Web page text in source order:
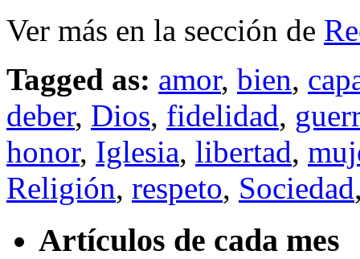
Ver más en la sección de
Tagged as: amor, bien,
deber, Dios, fidelidad,
honor, Iglesia, libertad,
Religión, respeto, Sociedad
Artículos de cada mes